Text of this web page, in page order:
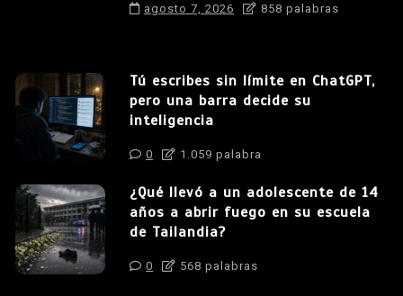
agosto 7, 2026 858 palabras
Tú escribes sin límite en ChatGPT,
pero una barra decide su
inteligencia
0 1.059 palabra
¿Qué llevó a un adolescente de 14
años a abrir fuego en su escuela
de Tailandia?
0 568 palabras